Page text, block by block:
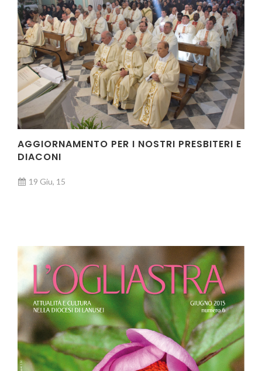
AGGIORNAMENTO PER I NOSTRI PRESBITERI E
DIACONI
19 Giu, 15